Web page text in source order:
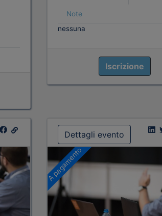
Note
nessuna
Iscrizione
Dettagli evento
A pagamento